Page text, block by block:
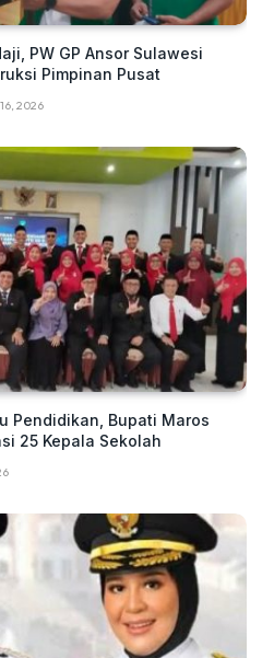
PW GP Ansor Sulawesi
Pimpinan Pusat
2026
Pendidikan, Bupati Maros
25 Kepala Sekolah